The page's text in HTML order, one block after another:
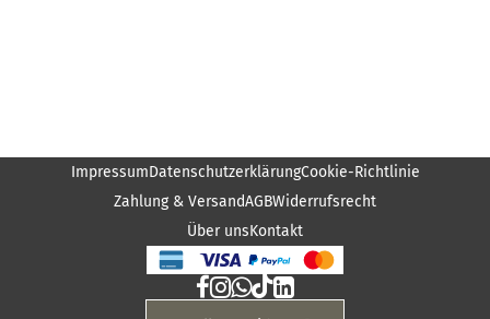
ImpressumDatenschutzerklärungCookie-Richtlinie
Zahlung & VersandAGBWiderrufsrecht
Über unsKontakt